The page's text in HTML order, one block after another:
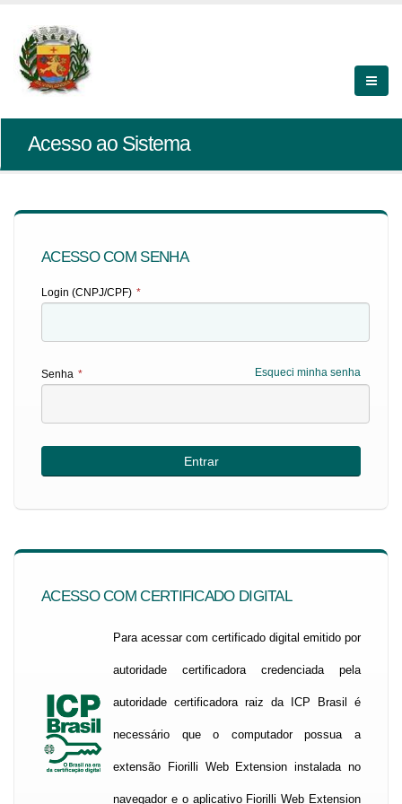
Acesso ao Sistema
ACESSO COM SENHA
Login (CNPJ/CPF) *
Esqueci minha senha
Senha *
ACESSO COM CERTIFICADO DIGITAL
Para acessar com certificado digital emitido por
autoridade certificadora credenciada pela
autoridade certificadora raiz da ICP Brasil é
necessário que o computador possua a
extensão Fiorilli Web Extension instalada no
navegador e o aplicativo Fiorilli Web Extension